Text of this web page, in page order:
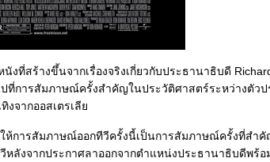
นังที่สร้างขึ้นจากเรื่องจริงเกี่ยวกับประธานาธิบดี
ที่การสัมภาษณ์ครั้งสำคัญในประวัติศาสตร์ระหว่างตัวป
งจากออสเตรเลี
ห้การสัมภาษณ์ออกทีวีครั้งนี้เป็นการสัมภาษณ์ครั้งที่สำคั
ลังจากประกาศลาออกจากตำแหน่งประธานาธิบดีพร้อ